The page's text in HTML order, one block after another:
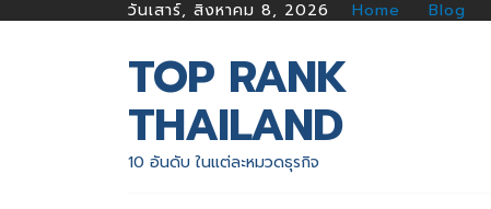
วันเสาร์, สิงหาคม 8, 2026 Home Blog
TOP RANK
THAILAND
10 อันดับ ในแต่ละหมวดธุรกิจ